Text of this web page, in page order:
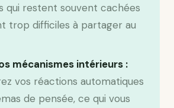
qui restent souvent cachées
trop difficiles à partager au
mécanismes intérieurs :
vos réactions automatiques
de pensée, ce qui vous